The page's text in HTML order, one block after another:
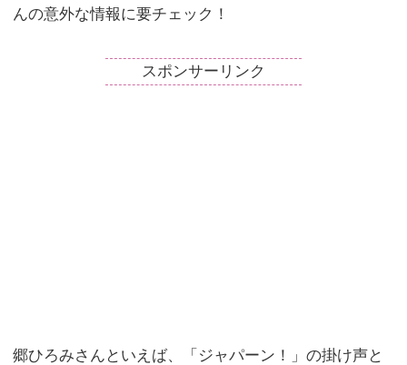
んの意外な情報に要チェック！
スポンサーリンク
郷ひろみさんといえば、「ジャパーン！」の掛け声と